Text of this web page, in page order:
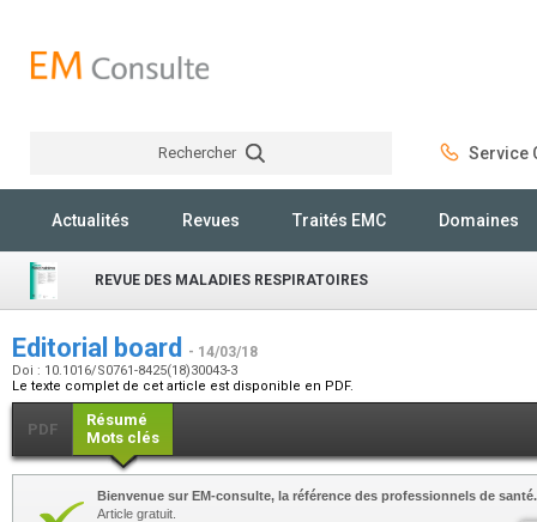
Rechercher Service
Actualités Revues Traités EMC Domaines
REVUE DES MALADIES RESPIRATOIRES
Editorial board - 14/03/18
Doi : 10.1016/S0761-8425(18)30043-3
Le texte complet de cet article est disponible en PDF.
PDF
Résumé
Mots clés
Bienvenue sur EM-consulte, la référence des professionnels de santé.
Article gratuit.